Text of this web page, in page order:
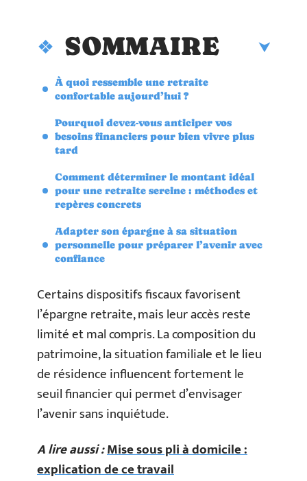
SOMMAIRE
À quoi ressemble une retraite
confortable aujourd’hui ?
Pourquoi devez-vous anticiper vos
besoins financiers pour bien vivre plus
tard
Comment déterminer le montant idéal
pour une retraite sereine : méthodes et
repères concrets
Adapter son épargne à sa situation
personnelle pour préparer l’avenir avec
confiance
Certains dispositifs fiscaux favorisent
l’épargne retraite, mais leur accès reste
limité et mal compris. La composition du
patrimoine, la situation familiale et le lieu
de résidence influencent fortement le
seuil financier qui permet d’envisager
l’avenir sans inquiétude.
A lire aussi :Mise sous pli à domicile :
explication de ce travail